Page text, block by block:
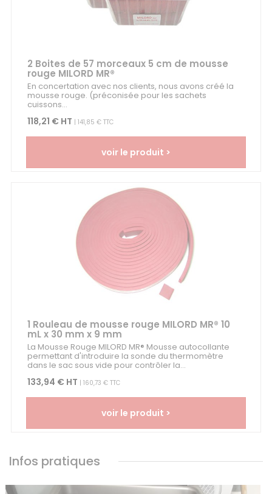
2 Boites de 57 morceaux 5 cm de mousse
rouge MILORD MR®
En concertation avec nos clients, nous avons créé la
mousse rouge. (préconisée pour les sachets
cuissons...
118,21 € HT | 141,85 € TTC
voir le produit >
1 Rouleau de mousse rouge MILORD MR® 10
mL x 30 mm x 9 mm
La Mousse Rouge MILORD MR® Mousse autocollante
permettant d'introduire la sonde du thermomètre
dans le sac sous vide pour contrôler la...
133,94 € HT | 160,73 € TTC
voir le produit >
Infos pratiques